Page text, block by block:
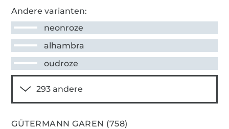
Andere varianten:
neonroze
alhambra
oudroze
GÜTERMANN GAREN (758)